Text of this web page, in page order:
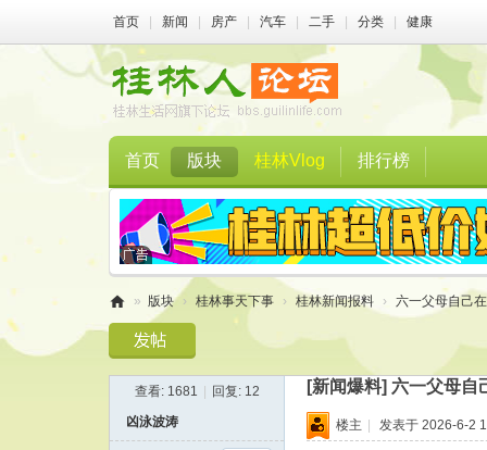
首页 新闻 房产 汽车 二手 分类 健康
首页 版块 桂林Vlog 排行榜
林
» 版块 › 桂林事天下事 › 桂林新闻报料 › 六一父母自己
查看: 1681 回复: 12 [新闻爆料] 六一父母自
凶泳波涛 楼主 | 发表于 2026-6-2